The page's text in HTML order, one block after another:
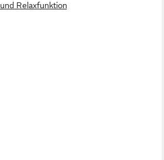
und Relaxfunktion